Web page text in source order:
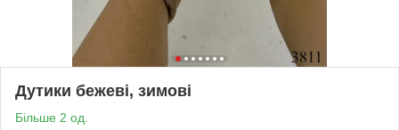
Дутики бежеві, зимові
Більше 2 од.